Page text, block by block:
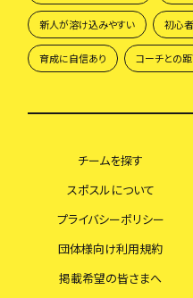
新人が溶け込みやすい 初心
育成に自信あり コーチとの
チームを探す
スポスルについて
プライバシーポリシー
団体様向け利用規約
掲載希望の皆さまへ